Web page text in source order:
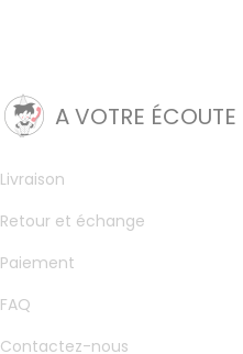
A VOTRE ÉCOUTE
Livraison
Retour et échange
Paiement
FAQ
Contactez-nous